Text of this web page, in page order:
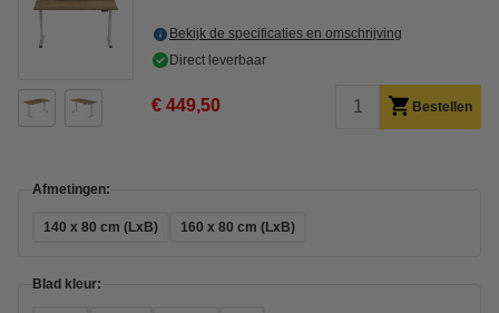
Bekijk de specificaties en omschrijving
Direct leverbaar
€ 449,50 Bestellen
Afmetingen:
140 x 80 cm (LxB) 160 x 80 cm (LxB)
Blad kleur: